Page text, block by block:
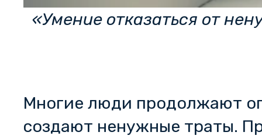
«Умение отказаться от
Многие люди продолжают
создают ненужные траты.